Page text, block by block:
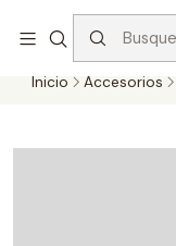
Despachos gratis
$110.000 en
Inicio Accesorios